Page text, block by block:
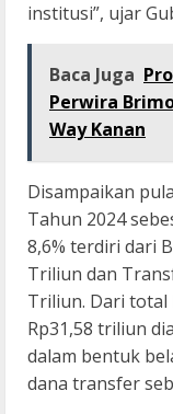
institusi”, ujar
Baca Juga
Perwira
Way Kanan
Disampaikan
Tahun 2024
8,6% terdiri dari
Triliun dan
Triliun. Dari total
Rp31,58 triliun
dalam bentuk
dana transfer